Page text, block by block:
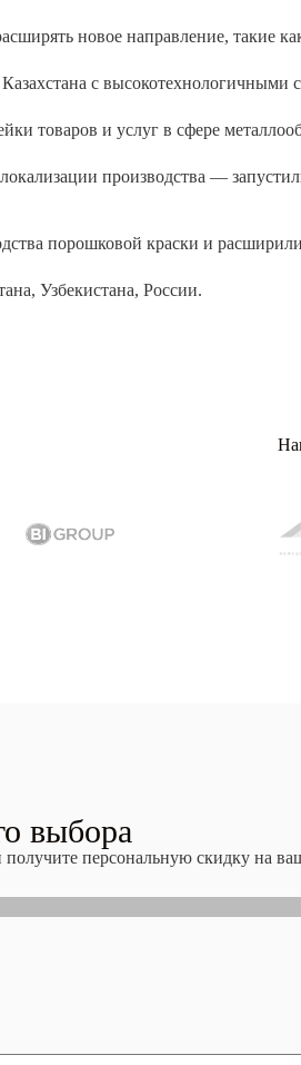
новое направление, такие
с высокотехнологичными
товаров и услуг в сфере
производства —
порошковой краски и
Узбекистана, России.
выбора
персональную скидку на